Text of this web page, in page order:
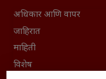
अधिकार आणि वापर
जाहिरात
माहिती
विशेष